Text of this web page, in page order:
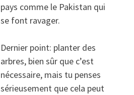
pays comme le Pakistan qui
se font ravager.
Dernier point: planter des
arbres, bien sûr que c’est
nécessaire, mais tu penses
sérieusement que cela peut